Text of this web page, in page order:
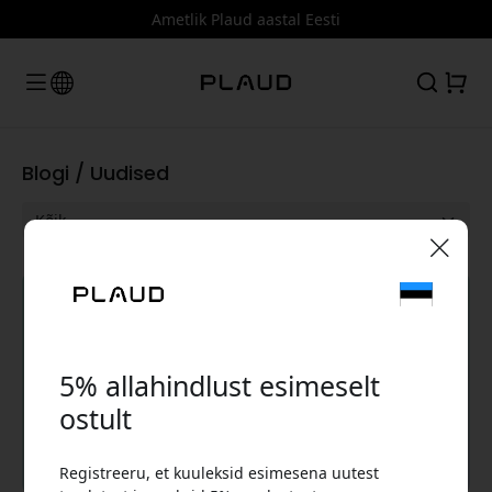
Ametlik Plaud aastal Eesti
Blogi / Uudised
Uudised
5% allahindlust esimeselt
ostult
Registreeru, et kuuleksid esimesena uutest
🎉 Sinu sooduskood:
Kasuta seda koodi kassas, et saada 5%